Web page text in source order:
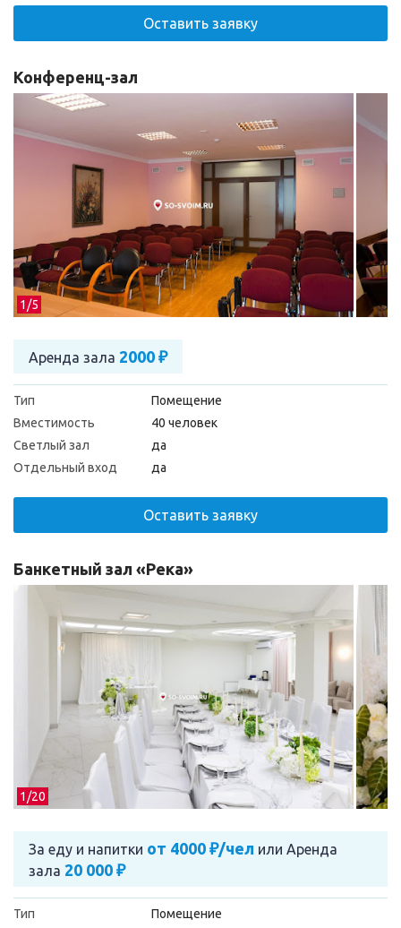
Оставить заявку
1/5
Конференц-зал
Аренда зала 2000 ₽
Тип
Помещение
Вместимость
40 человек
Светлый зал
да
Отдельный вход
да
Оставить заявку
1/20
Банкетный зал «Река»
За еду и напитки от 4000 ₽/чел или Аренда
зала 20 000 ₽
Тип
Помещение